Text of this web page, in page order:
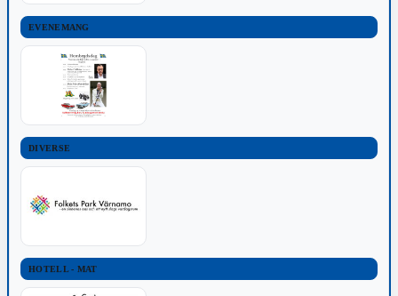
EVENEMANG
DIVERSE
HOTELL - MAT